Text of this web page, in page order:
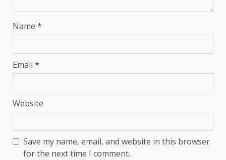
Name *
Email *
Website
Save my name, email, and website in this browser
for the next time I comment.